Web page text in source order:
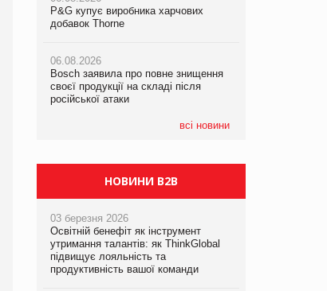
P&G купує виробника харчових
добавок Thorne
06.08.2026
Bosch заявила про повне знищення
своєї продукції на складі після
російської атаки
всі новини
у VARUS з’явилися новинки від ТМ
ТОКЕРИ
Сергій Лісунов про заморожені
P&G купує виробника харчових
добавок Thorne
06.08.2026
Bosch заявила про повне знищення
своєї продукції на складі після
російської атаки
НОВИНИ B2B
03 березня 2026
Освітній бенефіт як інструмент
утримання талантів: як ThinkGlobal
підвищує лояльність та
продуктивність вашої команди